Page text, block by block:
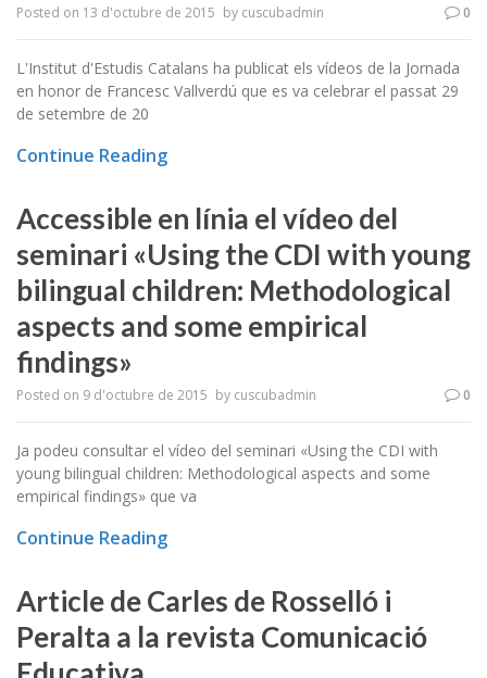
Posted on 13 d'octubre de 2015 by cuscubadmin 0
L'Institut d'Estudis Catalans ha publicat els vídeos de la Jornada
en honor de Francesc Vallverdú que es va celebrar el passat 29
de setembre de 20
Continue Reading
Accessible en línia el vídeo del
seminari «Using the CDI with young
bilingual children: Methodological
aspects and some empirical
findings»
Posted on 9 d'octubre de 2015 by cuscubadmin 0
Ja podeu consultar el vídeo del seminari «Using the CDI with
young bilingual children: Methodological aspects and some
empirical findings» que va
Continue Reading
Article de Carles de Rosselló i
Peralta a la revista Comunicació